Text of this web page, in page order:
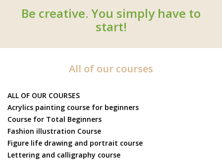
Be creative. You simply have to
start!
All of our courses
ALL OF OUR COURSES
Acrylics painting course for beginners
Course for Total Beginners
Fashion illustration Course
Figure life drawing and portrait course
Lettering and calligraphy course